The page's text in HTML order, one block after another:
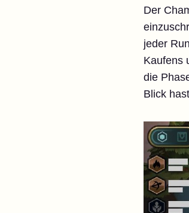
Der
jeder
Kaufens
die
Blick